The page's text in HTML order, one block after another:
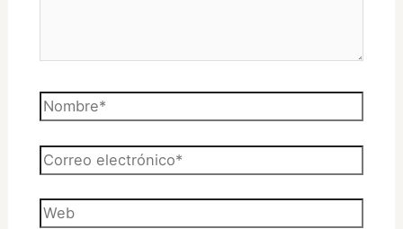
Nombre*
Correo
electrónico*
Web